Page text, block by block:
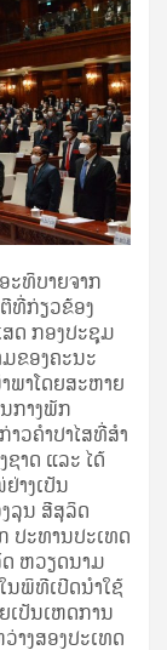
ະທິບາຍຈາກ
ທີ່ກ່ຽວຂ້ອງ
ດ ກອງປະຊຸມ
ຂອງຄະນະ
າໂດຍສະຫາຍ
ກາງພັກ
ວຄໍາປາໄສທີ່ສໍາ
າດ ແລະ ໄດ້
າງເປັນ
ລຸນ ສີສຸລິດ
ປະທານປະເທດ
ຫວຽດນາມ
ນພິທີເປີດນໍາໃຊ້
ເປັນເຫດການ
ງສອງປະເທດ